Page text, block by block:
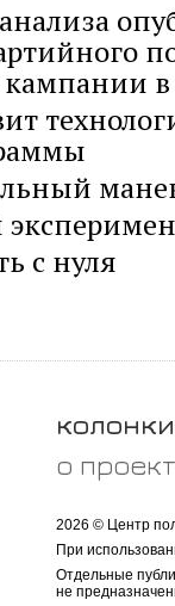
с нуля
колонки
о
2026 © Центр
При
Отдельные
не